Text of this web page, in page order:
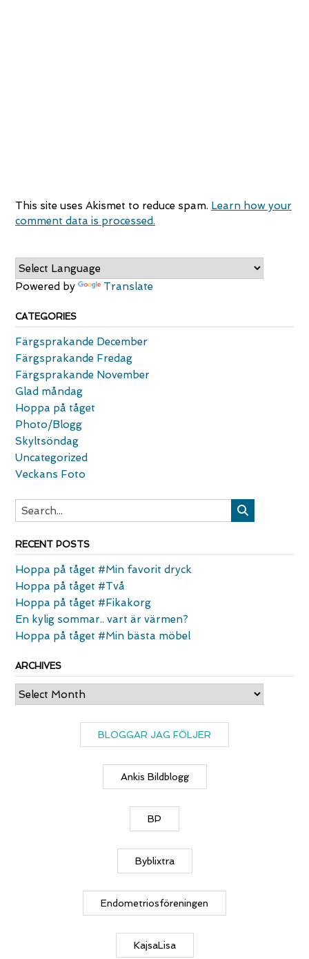
This site uses Akismet to reduce spam. Learn how your
comment data is processed.
Powered by Translate
CATEGORIES
Färgsprakande December
Färgsprakande Fredag
Färgsprakande November
Glad måndag
Hoppa på tåget
Photo/Blogg
Skyltsöndag
Uncategorized
Veckans Foto
RECENT POSTS
Hoppa på tåget #Min favorit dryck
Hoppa på tåget #Två
Hoppa på tåget #Fikakorg
En kylig sommar.. vart är värmen?
Hoppa på tåget #Min bästa möbel
ARCHIVES
Archives
BLOGGAR JAG FÖLJER
Ankis Bildblogg
BP
Byblixtra
Endometriosföreningen
KajsaLisa